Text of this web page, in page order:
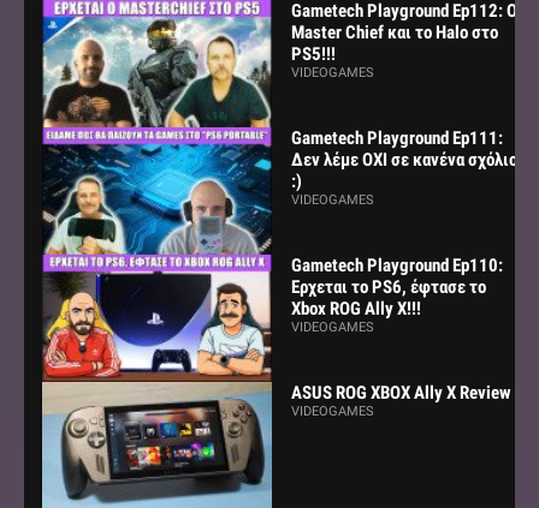
Gametech Playground Ep112: Ο
Master Chief και το Halo στο
PS5!!!
VIDEOGAMES
Gametech Playground Ep111:
Δεν λέμε ΟΧΙ σε κανένα σχόλιο
:)
VIDEOGAMES
Gametech Playground Ep110:
Ερχεται το PS6, έφτασε το
Xbox ROG Ally X!!!
VIDEOGAMES
ASUS ROG XBOX Ally X Review
VIDEOGAMES